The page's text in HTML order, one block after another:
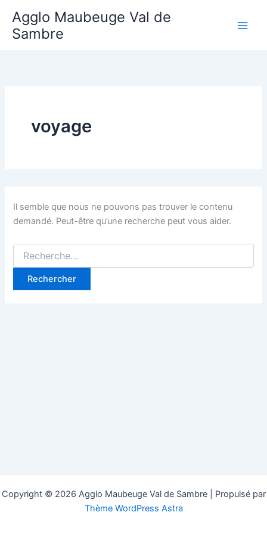
contenu
Agglo Maubeuge Val de
Sambre
voyage
Il semble que nous ne pouvons pas trouver le contenu
demandé. Peut-être qu’une recherche peut vous aider.
Rechercher :
Copyright © 2026 Agglo Maubeuge Val de Sambre | Propulsé par
Thème WordPress Astra